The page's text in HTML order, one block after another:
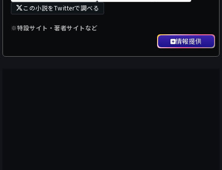
この小説をTwitterで調べる
※特設サイト・著者サイトなど
情報提供